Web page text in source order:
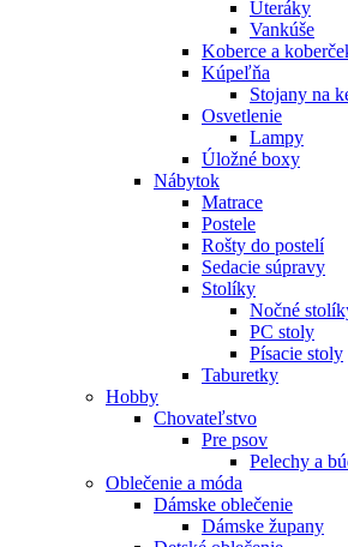
Uteráky
Vankúše
Koberce a
Kúpeľňa
Stojany na
Osvetlenie
Lampy
Úložné boxy
Nábytok
Matrace
Postele
Rošty do postelí
Sedacie súpravy
Stolíky
Nočné
PC stoly
Písacie stoly
Taburetky
Hobby
Chovateľstvo
Pre psov
Pelechy a
Oblečenie a móda
Dámske oblečenie
Dámske župany